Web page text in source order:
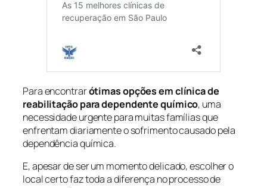
Para encontrarótimas opções em clínica de
reabilitação para dependente químico, uma
necessidade urgente para muitas famílias que
enfrentam diariamente o sofrimento causado pela
dependência química.
E, apesar de ser um momento delicado, escolher o
local certo faz toda a diferença no processo de